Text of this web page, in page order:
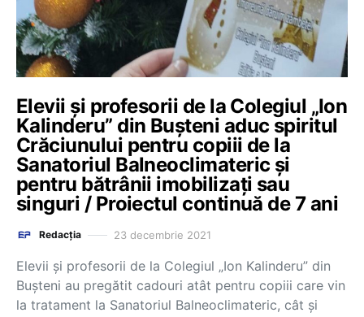
Elevii și profesorii de la Colegiul „Ion
Kalinderu” din Bușteni aduc spiritul
Crăciunului pentru copiii de la
Sanatoriul Balneoclimateric și
pentru bătrânii imobilizați sau
singuri / Proiectul continuă de 7 ani
Redacția 23 decembrie 2021
Elevii și profesorii de la Colegiul „Ion Kalinderu” din
Bușteni au pregătit cadouri atât pentru copiii care vin
la tratament la Sanatoriul Balneoclimateric, cât și